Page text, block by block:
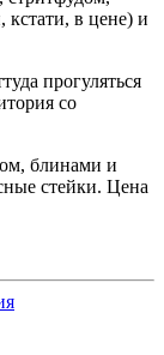
в цене) и
прогуляться
со
блинами и
стейки. Цена